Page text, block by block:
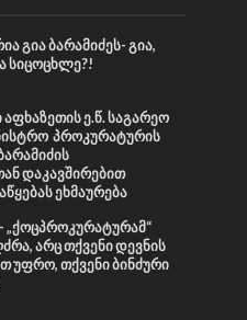
გია ბარამიძეს- გია,
სიცოცხლე?!
ე.წ. საგარეო
პროკურატურის
დაკავშირებით
ეხმაურება
„ქოცპროკურატურამ“
არც თქვენი დევნის
უფრო, თქვენი ბინძური